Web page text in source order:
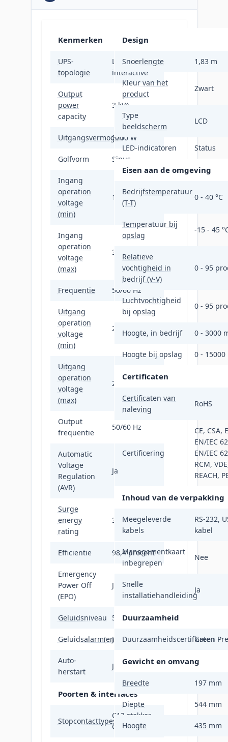
Kenmerken
UPS-
topologie
Line-
interactive
Output
power
capacity
3 kVA
Uitgangsvermogen2700 W
Golfvorm Sinus
Ingang
operation
voltage
(min)
151 V
Ingang
operation
voltage
(max)
302 V
Frequentie 50/60 Hz
Uitgang
operation
voltage
(min)
220 V
Uitgang
operation
voltage
(max)
240 V
Output
frequentie
50/60 Hz
Automatic
Voltage
Regulation
(AVR)
Ja
Surge
energy
rating
365 J
Efficientie 98,4 procent
Emergency
Power Off
(EPO)
Ja
Geluidsniveau 53 dB
Geluidsalarm(en)Ja
Auto-
herstart
Ja
Poorten & interfaces
Stopcontacttypes
C13 stekker,
C19 stekker
Design
Snoerlengte 1,83 m
Kleur van het
product
Zwart
Type
beeldscherm
LCD
LED-indicatoren Status
Eisen aan de omgeving
Bedrijfstemperatuur
(T-T)
0 - 40 °C
Temperatuur bij
opslag
-15 - 45
Relatieve
vochtigheid in
bedrijf (V-V)
0 - 95
Luchtvochtigheid
bij opslag
0 - 95
Hoogte, in bedrijf 0 - 3000
Hoogte bij opslag 0 - 15000
Certificaten
Certificaten van
naleving
RoHS
Certificering
CE, CSA,
EN/IEC
EN/IEC
RCM,
REACH,
Inhoud van de verpakking
Meegeleverde
kabels
RS-232,
kabel
Managementkaart
inbegrepen
Nee
Snelle
installatiehandleiding
Ja
Duurzaamheid
Duurzaamheidscertificaten
Green
Gewicht en omvang
Breedte 197 mm
Diepte 544 mm
Hoogte 435 mm